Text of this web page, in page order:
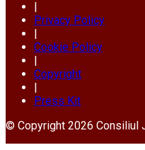
|
Privacy Policy
|
Cookie Policy
|
Copyright
|
Press Kit
© Copyright 2026 Consiliul